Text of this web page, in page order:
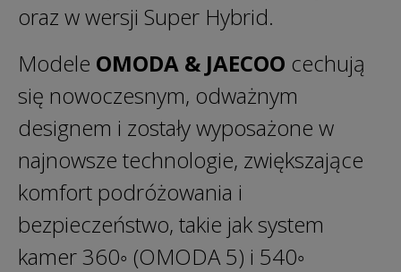
oraz w wersji Super Hybrid.
Modele OMODA & JAECOO cechują
się nowoczesnym, odważnym
designem i zostały wyposażone w
najnowsze technologie, zwiększające
komfort podróżowania i
bezpieczeństwo, takie jak system
kamer 360◦ (OMODA 5) i 540◦